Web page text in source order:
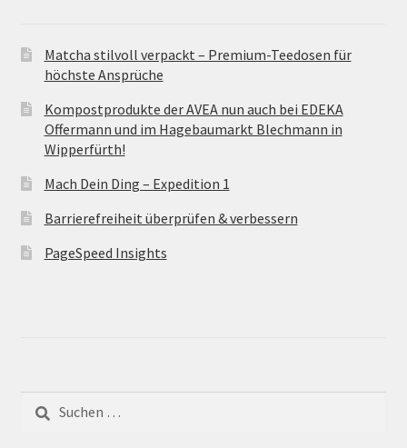
Matcha stilvoll verpackt – Premium-Teedosen für
höchste Ansprüche
Kompostprodukte der AVEA nun auch bei EDEKA
Offermann und im Hagebaumarkt Blechmann in
Wipperfürth!
Mach Dein Ding – Expedition 1
Barrierefreiheit überprüfen & verbessern
PageSpeed Insights
Suche
nach: